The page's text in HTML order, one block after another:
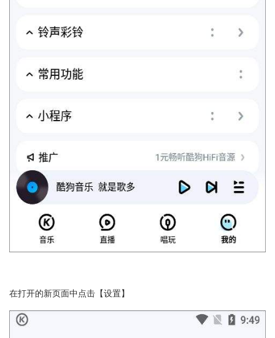
在打开的新页面中点击【设置】